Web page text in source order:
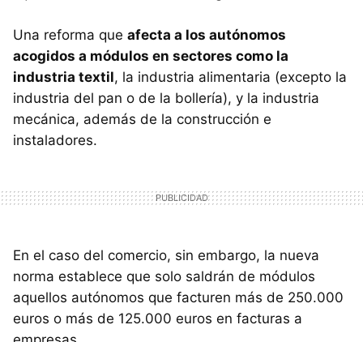
Una reforma que afecta a los autónomos
acogidos a módulos en sectores como la
industria textil, la industria alimentaria (excepto la
industria del pan o de la bollería), y la industria
mecánica, además de la construcción e
instaladores.
En el caso del comercio, sin embargo, la nueva
norma establece que solo saldrán de módulos
aquellos autónomos que facturen más de 250.000
euros o más de 125.000 euros en facturas a